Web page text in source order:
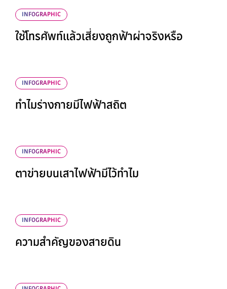
INFOGRAPHIC
ใช้โทรศัพท์แล้วเสี่ยงถูกฟ้าผ่าจริงหรือ
INFOGRAPHIC
ทำไมร่างกายมีไฟฟ้าสถิต
INFOGRAPHIC
ตาข่ายบนเสาไฟฟ้ามีไว้ทำไม
INFOGRAPHIC
ความสำคัญของสายดิน